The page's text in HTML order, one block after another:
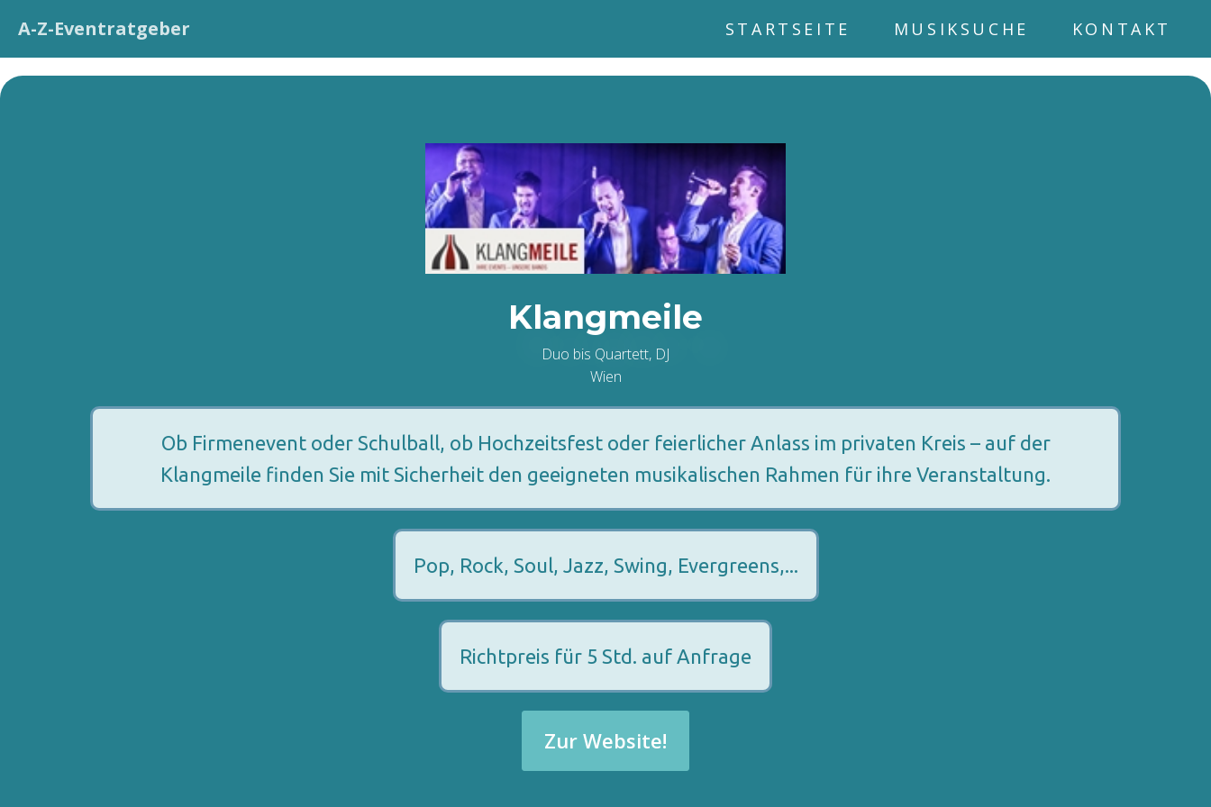
A-Z-Eventratgeber STARTSEITE MUSIKSUCHE KONTAKT
Klangmeile
Duo bis Quartett, DJ
Wien
Ob Firmenevent oder Schulball, ob Hochzeitsfest oder feierlicher Anlass im privaten Kreis – auf der
Klangmeile finden Sie mit Sicherheit den geeigneten musikalischen Rahmen für ihre Veranstaltung.
Pop, Rock, Soul, Jazz, Swing, Evergreens,...
Richtpreis für 5 Std. auf Anfrage
Zur Website!